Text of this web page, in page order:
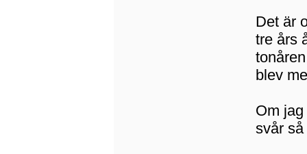
Det är
tre års
blev
Om
svår